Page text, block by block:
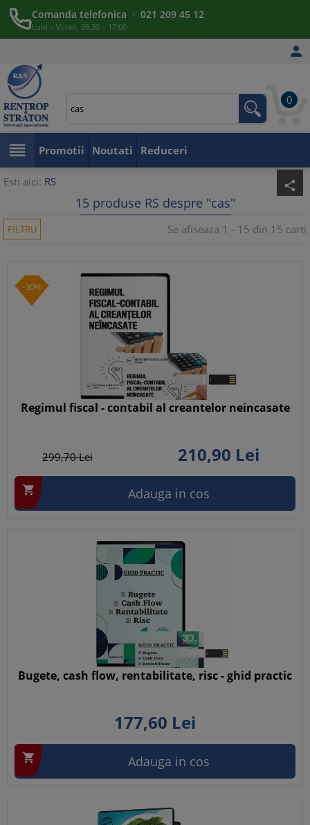
Comanda telefonica · 021 209 45 12
Luni – Vineri, 08:30 – 17:00

0
 Promotii Noutati Reduceri
Esti aici: RS share
15 produse RS despre "cas"
FILTRU Se afiseaza 1 - 15 din 15 carti
-30%
Regimul fiscal - contabil al creantelor neincasate
299,70Lei 210,90 Lei
 Adauga in cos
Bugete, cash flow, rentabilitate, risc - ghid practic
177,60 Lei
 Adauga in cos